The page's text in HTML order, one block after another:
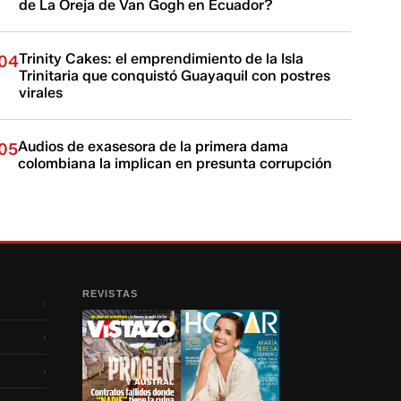
de La Oreja de Van Gogh en Ecuador?
Trinity Cakes: el emprendimiento de la Isla
Trinitaria que conquistó Guayaquil con postres
virales
Audios de exasesora de la primera dama
colombiana la implican en presunta corrupción
›
›
›
REVISTAS